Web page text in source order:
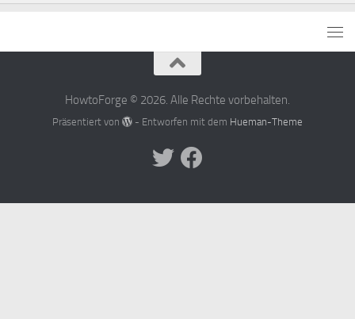
HowtoForge © 2026. Alle Rechte vorbehalten.
Präsentiert von - Entworfen mit dem Hueman-Theme